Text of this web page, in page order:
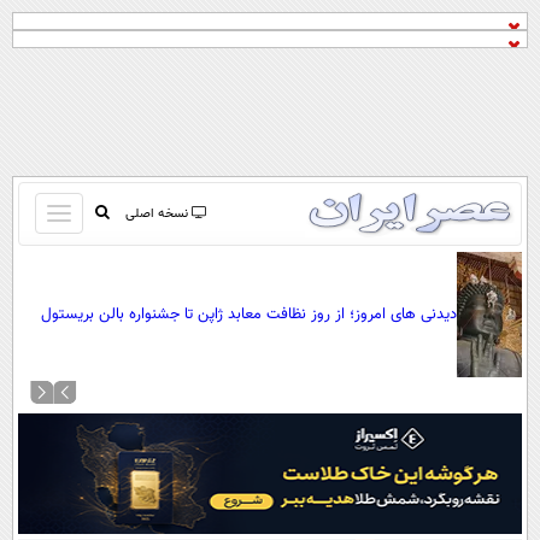
نسخه اصلی
باز
و
کردن
تماس با ما
پیوند ها
سواد زندگی
دیدنی های امروز؛ از روز نظافت معابد ژاپن تا جشنواره بالن بریستول